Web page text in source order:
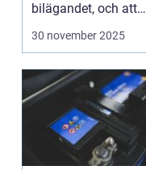
bilägandet, och att
g&oum...
30 november 2025